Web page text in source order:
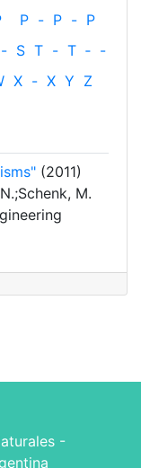
P - P - P
- S T - T ‐ -
X - X Y Z
(2011)
M.
-